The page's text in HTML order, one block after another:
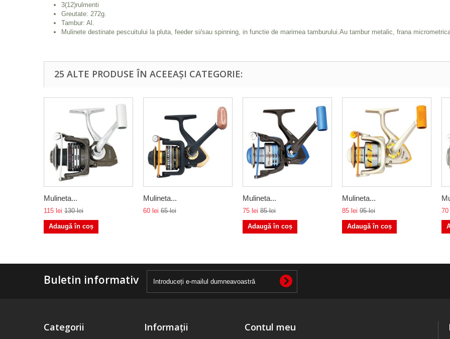
3(12)rulmenti
Greutate: 272g.
Tambur: Al.
Mulinete destinate pescuitului la pluta, feeder si/sau spinning, in functie de marimea tamburului.Au tambur metalic, frana
25 ALTE PRODUSE ÎN ACEEAȘI CATEGORIE:
Mulineta...
115 lei 130 lei
Adaugă în coș
Mulineta...
60 lei 65 lei
Mulineta...
75 lei 85 lei
Adaugă în coș
Mulineta...
85 lei 95 lei
Adaugă în coș
70
Buletin informativ
Categorii Informații Contul meu